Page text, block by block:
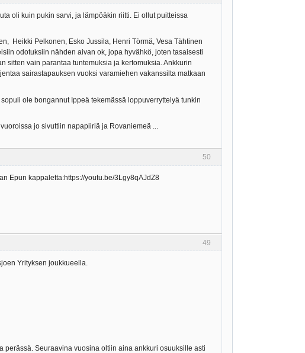
oli kuin pukin sarvi, ja lämpöäkin riitti. Ei ollut puitteissa
Heikki Pelkonen, Esko Jussila, Henri Törmä, Vesa Tähtinen
odotuksiin nähden aivan ok, jopa hyvähkö, joten tasaisesti
sitten vain parantaa tuntemuksia ja kertomuksia. Ankkurin
sairastapauksen vuoksi varamiehen vakanssilta matkaan
ole bongannut Ippeä tekemässä loppuverryttelyä tunkin
jo sivuttiin napapiiriä ja Rovaniemeä ...
50
Epun kappaletta:https://youtu.be/3Lgy8qAJdZ8
49
Yrityksen joukkueella.
Seuraavina vuosina oltiin aina ankkuri osuuksille asti